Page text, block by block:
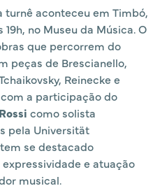
aconteceu em Timbó,
no Museu da Música. O
que percorrem do
peças de Brescianello,
Reinecke e
a participação do
como solista
pela Universität
se destacado
e atuação
musical.